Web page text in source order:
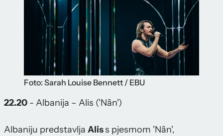
Foto: Sarah Louise Bennett / EBU
22.20 - Albanija – Alis ('Nân')
Albaniju predstavlja Aliss pjesmom 'Nân',